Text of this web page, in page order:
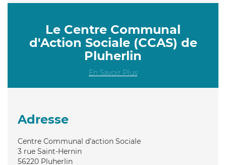
Le Centre Communal
d'Action Sociale (CCAS) de
Pluherlin
En Savoir Plus
Adresse
Centre Communal d'action Sociale
3 rue Saint-Hernin
56220 Pluherlin